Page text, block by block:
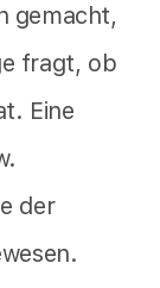
gemacht,
fragt, ob
Eine
der